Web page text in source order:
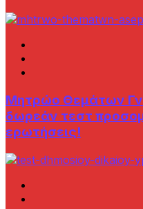
Μητρώο Θεμάτων
δωρεάν τεστ
ερωτήσεις!